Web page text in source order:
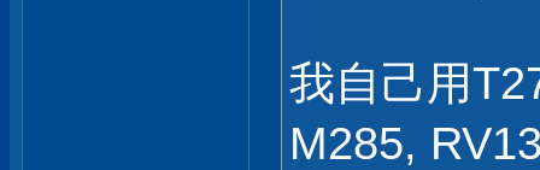
我自己用
M285,